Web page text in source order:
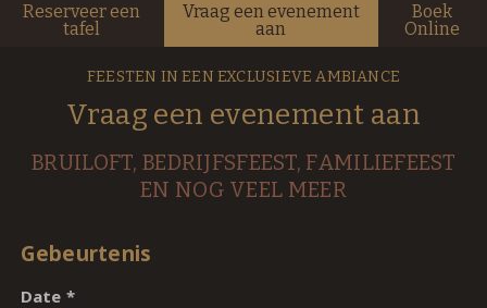
Reserveer een
tafel
Vraag een evenement
aan
Boek
Online
FEESTEN IN EEN EXCLUSIEVE AMBIANCE
Vraag een evenement aan
BRUILOFT, BEDRIJFSFEEST, FAMILIEFEEST
EN NOG VEEL MEER
Gebeurtenis
Date